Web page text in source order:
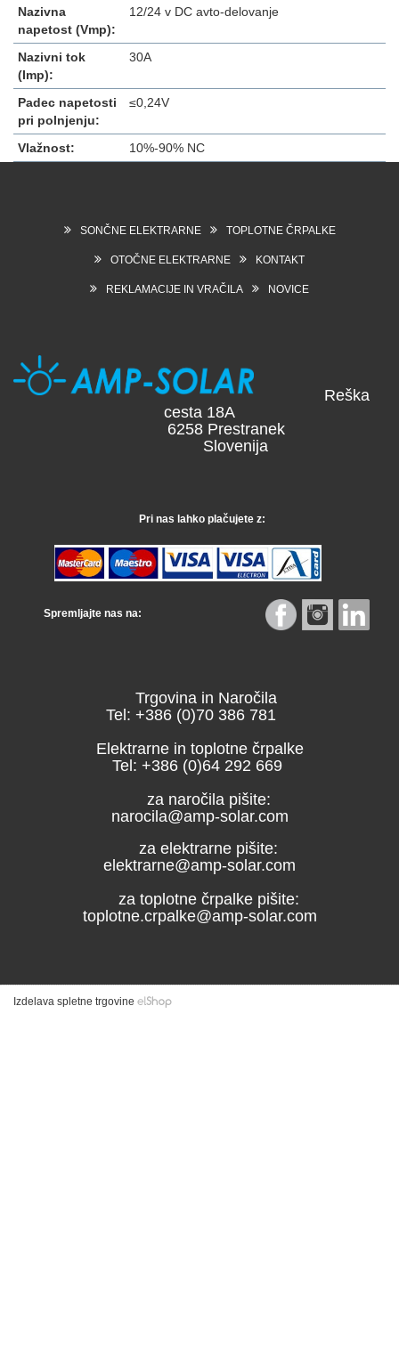
Nazivna
napetost (Vmp):
12/24 v DC avto-delovanje
Nazivni tok
(Imp):
30A
Padec napetosti
pri polnjenju:
≤0,24V
Vlažnost: 10%-90% NC
SONČNE ELEKTRARNE TOPLOTNE ČRPALKE
OTOČNE ELEKTRARNE KONTAKT
REKLAMACIJE IN VRAČILA NOVICE
Reška
cesta 18A
6258 Prestranek
Slovenija
Pri nas lahko plačujete z:
Spremljajte nas na:
Trgovina in Naročila
Tel: +386 (0)70 386 781
Elektrarne in toplotne črpalke
Tel: +386 (0)64 292 669
za naročila pišite:
narocila@amp-solar.com
za elektrarne pišite:
elektrarne@amp-solar.com
za toplotne črpalke pišite:
toplotne.crpalke@amp-solar.com
Izdelava spletne trgovine